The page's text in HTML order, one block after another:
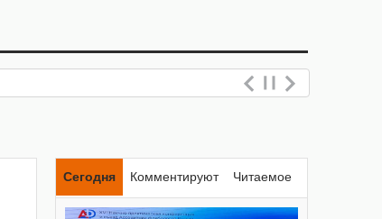
Сегодня Комментируют Читаемое